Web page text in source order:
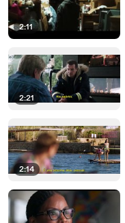
2:11
2:21
2:14